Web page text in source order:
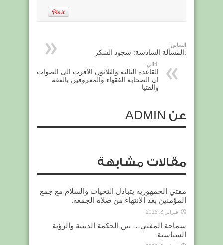
السابق:
.المسألة السادسة: سجود الشكر
التالي:
القاعدة الثالثة والثلاثون الاقرب الى الصواب
ان الصحابة الفقهاء والمعروفين بالفقه
والفتيا
عن ADMIN
مقالات مشابهة
مفتي الجمهورية يتبادل التحيات والسلام مع جمع
المؤمنين بعد الانتهاء من صلاة الجمعة.
فبراير 8, 2026
سماحة المفتي… بين الحكمة الدينية والرؤية
السياسية